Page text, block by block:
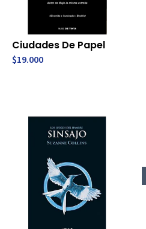
Ciudades De Papel
$19.000